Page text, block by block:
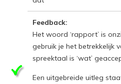
Feedback:
Het woord ‘rapport’ is
gebruik je het betrekkelijk
spreektaal is ‘wat’
Een uitgebreide uitleg